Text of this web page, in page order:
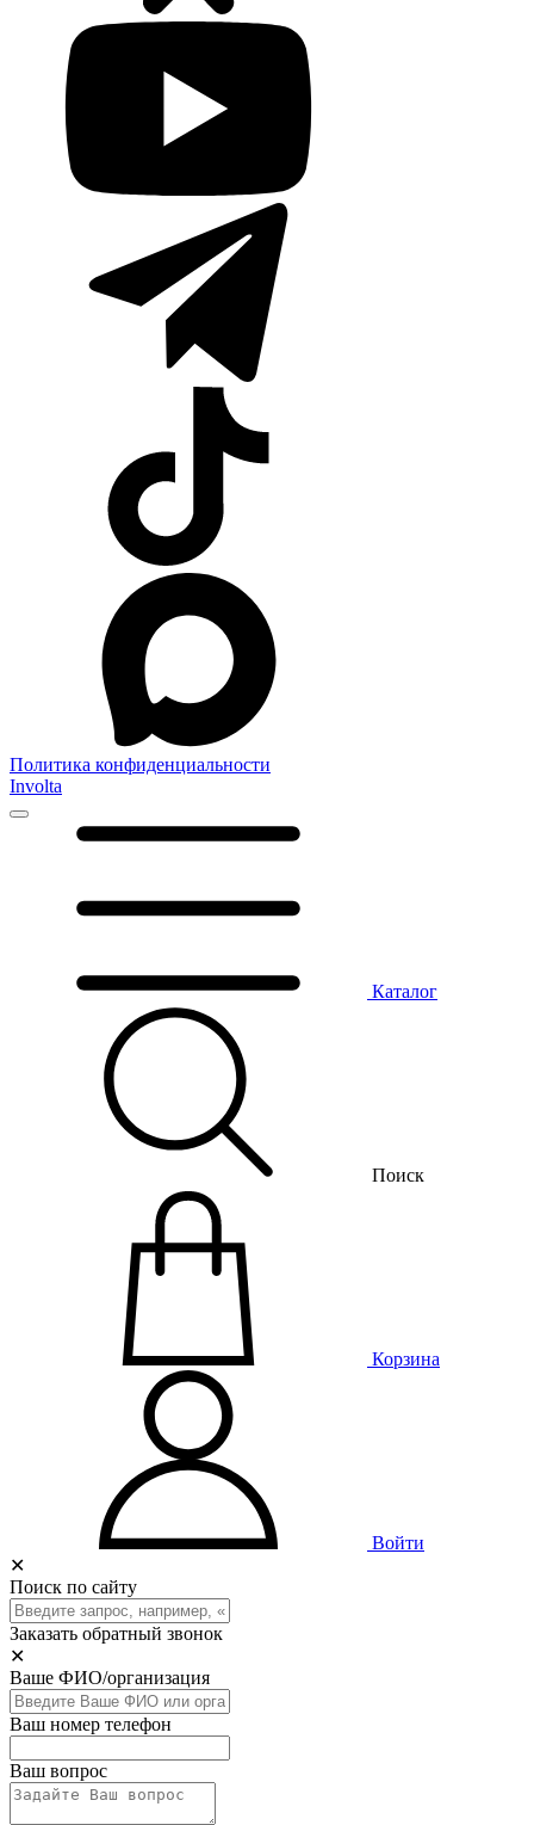
Политика конфиденциальности
Involta
Каталог
Поиск
Корзина
Войти
✕
Поиск по сайту
Заказать обратный звонок
✕
Ваше ФИО/организация
Ваш номер телефон
Ваш вопрос